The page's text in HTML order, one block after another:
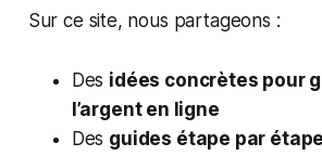
Sur ce site, nous partageons :
Des idées concrètes pour
l’argent en ligne
Des guides étape par